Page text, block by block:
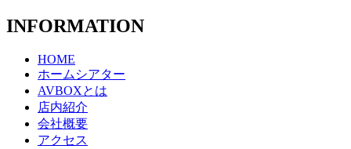
INFORMATION
HOME
ホームシアター
AVBOXとは
店内紹介
会社概要
アクセス